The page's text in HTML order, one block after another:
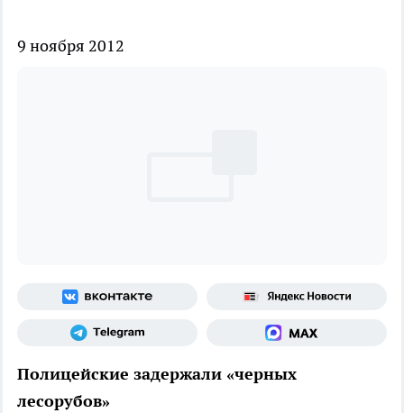
9 ноября 2012
Полицейские задержали «черных
лесорубов»